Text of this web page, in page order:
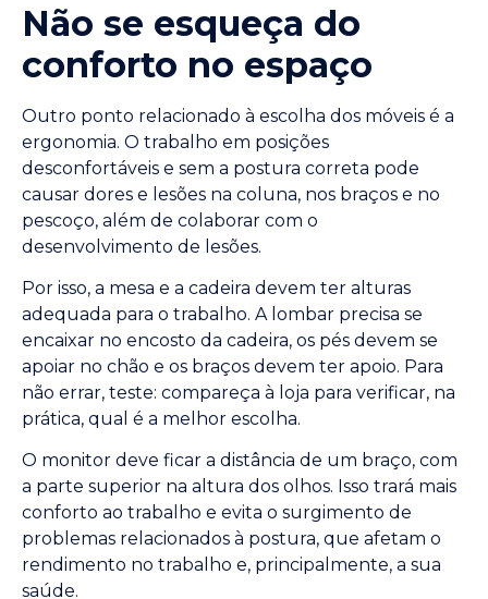
Não se esqueça do
conforto no espaço
Outro ponto relacionado à escolha dos móveis é a
ergonomia. O trabalho em posições
desconfortáveis e sem a postura correta pode
causar dores e lesões na coluna, nos braços e no
pescoço, além de colaborar com o
desenvolvimento de lesões.
Por isso, a mesa e a cadeira devem ter alturas
adequada para o trabalho. A lombar precisa se
encaixar no encosto da cadeira, os pés devem se
apoiar no chão e os braços devem ter apoio. Para
não errar, teste: compareça à loja para verificar, na
prática, qual é a melhor escolha.
O monitor deve ficar a distância de um braço, com
a parte superior na altura dos olhos. Isso trará mais
conforto ao trabalho e evita o surgimento de
problemas relacionados à postura, que afetam o
rendimento no trabalho e, principalmente, a sua
saúde.